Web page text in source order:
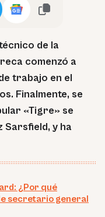
de la
comenzó a
trabajo en el
Finalmente, se
«Tigre» se
Sarsfield, y ha
¿Por qué
secretario general